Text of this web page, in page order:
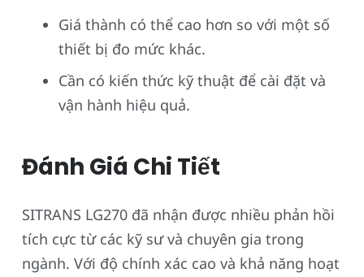
Giá thành có thể cao hơn so với một số
thiết bị đo mức khác.
Cần có kiến thức kỹ thuật để cài đặt và
vận hành hiệu quả.
Đánh Giá Chi Tiết
SITRANS LG270 đã nhận được nhiều phản hồi
tích cực từ các kỹ sư và chuyên gia trong
ngành. Với độ chính xác cao và khả năng hoạt